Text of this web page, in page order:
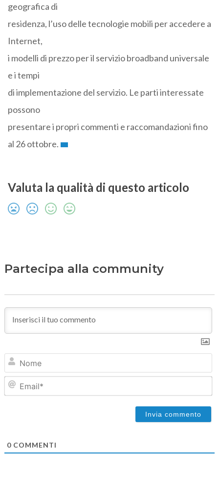
geografica di
residenza, l’uso delle tecnologie mobili per accedere a
Internet,
i modelli di prezzo per il servizio broadband universale
e i tempi
di implementazione del servizio. Le parti interessate
possono
presentare i propri commenti e raccomandazioni fino
al 26 ottobre.
Valuta la qualità di questo articolo
Partecipa alla community
0COMMENTI